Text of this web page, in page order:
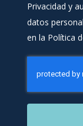
Privacidad y
datos
en la Política